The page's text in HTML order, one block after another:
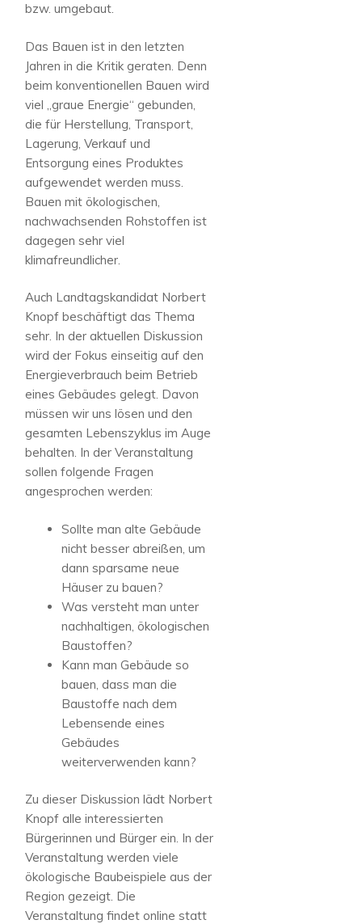
bzw. umgebaut.
Das Bauen ist in den letzten
Jahren in die Kritik geraten. Denn
beim konventionellen Bauen wird
viel „graue Energie“ gebunden,
die für Herstellung, Transport,
Lagerung, Verkauf und
Entsorgung eines Produktes
aufgewendet werden muss.
Bauen mit ökologischen,
nachwachsenden Rohstoffen ist
dagegen sehr viel
klimafreundlicher.
Auch Landtagskandidat Norbert
Knopf beschäftigt das Thema
sehr. In der aktuellen Diskussion
wird der Fokus einseitig auf den
Energieverbrauch beim Betrieb
eines Gebäudes gelegt. Davon
müssen wir uns lösen und den
gesamten Lebenszyklus im Auge
behalten. In der Veranstaltung
sollen folgende Fragen
angesprochen werden:
Sollte man alte Gebäude
nicht besser abreißen, um
dann sparsame neue
Häuser zu bauen?
Was versteht man unter
nachhaltigen, ökologischen
Baustoffen?
Kann man Gebäude so
bauen, dass man die
Baustoffe nach dem
Lebensende eines
Gebäudes
weiterverwenden kann?
Zu dieser Diskussion lädt Norbert
Knopf alle interessierten
Bürgerinnen und Bürger ein. In der
Veranstaltung werden viele
ökologische Baubeispiele aus der
Region gezeigt. Die
Veranstaltung findet online statt